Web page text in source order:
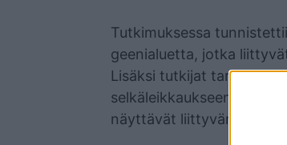
Tutkimuksessa
geenialuetta, jotka
Lisäksi tutkijat
selkäleikkaukseen
näyttävät liittyvän